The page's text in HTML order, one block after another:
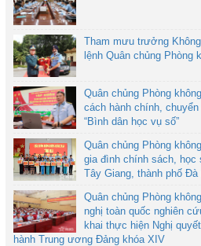
Tham mưu trưởng
lệnh Quân chủng Phòng
Quân chủng Phòng
cách hành chính,
“Bình dân học vụ số”
Quân chủng Phòng
gia đình chính sách,
Tây Giang, thành phố Đà
Quân chủng Phòng
nghị toàn quốc nghiên
khai thực hiện Nghị
hành Trung ương Đảng khóa XIV